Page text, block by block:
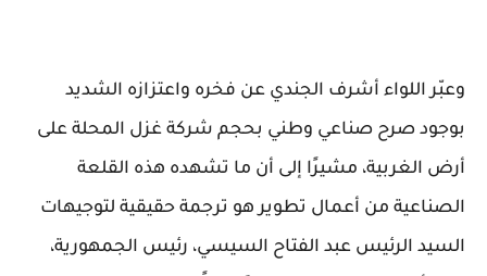
وعبّر اللواء أشرف الجندي عن فخره واعتزازه الشديد
بوجود صرح صناعي وطني بحجم شركة غزل المحلة على
أرض الغربية، مشيرًا إلى أن ما تشهده هذه القلعة
الصناعية من أعمال تطوير هو ترجمة حقيقية لتوجيهات
السيد الرئيس عبد الفتاح السيسي، رئيس الجمهورية،